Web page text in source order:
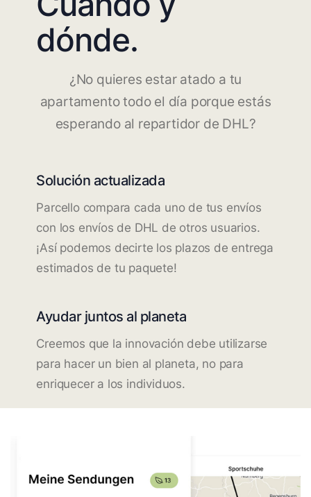
dónde.
¿No quieres estar atado a tu
apartamento todo el día porque estás
esperando al repartidor de DHL?
Solución actualizada
Parcello compara cada uno de tus envíos
con los envíos de DHL de otros usuarios.
¡Así podemos decirte los plazos de entrega
estimados de tu paquete!
Ayudar juntos al planeta
Creemos que la innovación debe utilizarse
para hacer un bien al planeta, no para
enriquecer a los individuos.